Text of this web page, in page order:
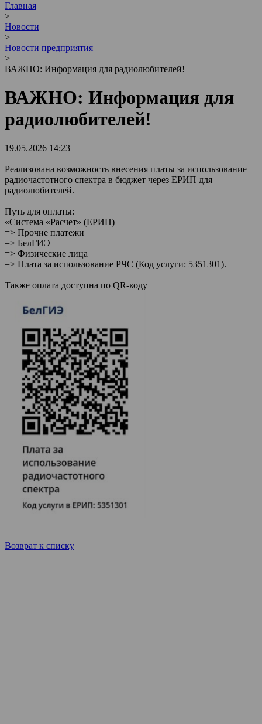
Главная
>
Новости
>
Новости предприятия
>
ВАЖНО: Информация для радиолюбителей!
ВАЖНО: Информация для
радиолюбителей!
19.05.2026 14:23
Реализована возможность внесения платы за использование
радиочастотного спектра в бюджет через ЕРИП для
радиолюбителей.
Путь для оплаты:
«Система «Расчет» (ЕРИП)
=> Прочие платежи
=> БелГИЭ
=> Физические лица
=> Плата за использование РЧС (Код услуги: 5351301).
Также оплата доступна по QR-коду
Возврат к списку